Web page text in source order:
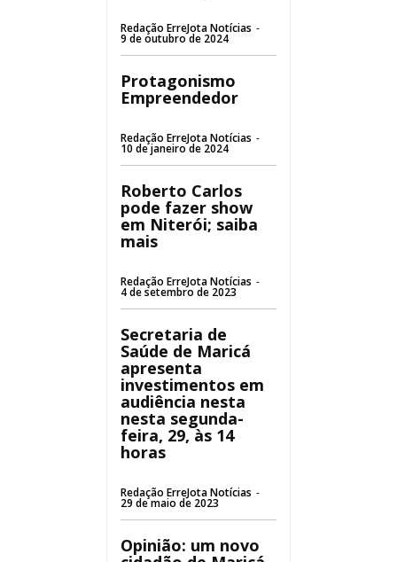
Redação ErreJota Notícias -
9 de outubro de 2024
Protagonismo
Empreendedor
Redação ErreJota Notícias -
10 de janeiro de 2024
Roberto Carlos
pode fazer show
em Niterói; saiba
mais
Redação ErreJota Notícias -
4 de setembro de 2023
Secretaria de
Saúde de Maricá
apresenta
investimentos em
audiência nesta
nesta segunda-
feira, 29, às 14
horas
Redação ErreJota Notícias -
29 de maio de 2023
Opinião: um novo